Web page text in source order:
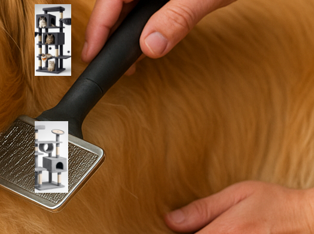
Feandrea albero per gatti 190
cm con amaca e grotte: torre
gigante in sconto su Amazon
PawHut albero tiragraffi a
alto per gatti a prezzo
imperdibile su Amazon